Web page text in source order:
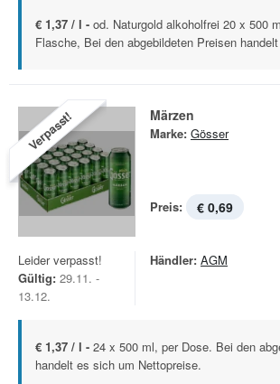
€ 1,37 / l - od. Naturgold alkoholfrei 20 x 500
Flasche, Bei den abgebildeten Preisen
Verpasst! Märzen
Marke: Gösser
Preis: € 0,69
Leider verpasst!
Gültig: 29.11. -
13.12.
Händler: AGM
€ 1,37 / l - 24 x 500 ml, per Dose. Bei den
handelt es sich um Nettopreise.